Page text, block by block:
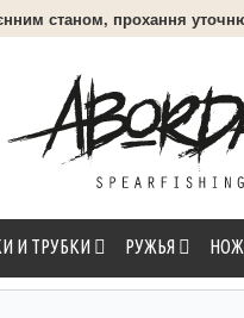
станом, прохання
И ТРУБКИ РУЖЬЯ